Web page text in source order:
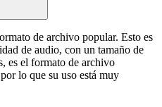
de archivo popular. Esto es
de audio, con un tamaño de
es el formato de archivo
lo que su uso está muy